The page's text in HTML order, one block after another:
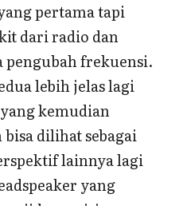
pertama tapi
dari radio dan
pengubah frekuensi.
lebih jelas lagi
kemudian
dilihat sebagai
lainnya lagi
yang